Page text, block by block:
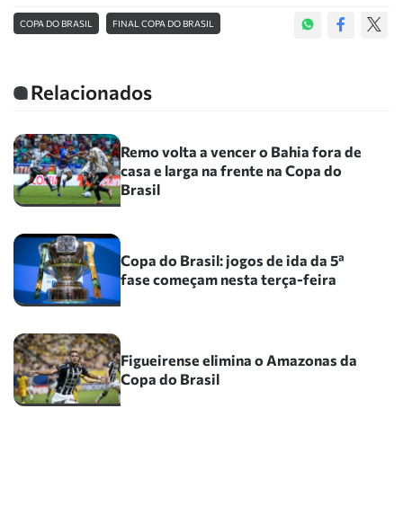
COPA DO BRASIL FINAL COPA DO BRASIL
Relacionados
Remo volta a vencer o Bahia fora de
casa e larga na frente na Copa do
Brasil
Copa do Brasil: jogos de ida da 5ª
fase começam nesta terça-feira
Figueirense elimina o Amazonas da
Copa do Brasil